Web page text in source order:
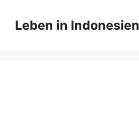
Inhalt
springen
Leben in Indonesien